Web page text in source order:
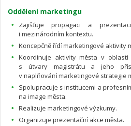
Oddělení marketingu
Zajišťuje propagaci a
i mezinárodním kontextu.
Koncepčně řídí marketingové aktivity
Koordinuje aktivity města v oblasti
s útvary magistrátu a jeho
v naplňování marketingové strategie
Spolupracuje s institucemi a
na image města.
Realizuje marketingové výzkumy.
Organizuje prezentační akce města.